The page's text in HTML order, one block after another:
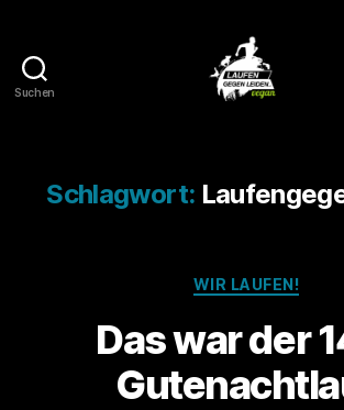
Suchen
Schlagwort:
Kategorien
WIR LAUFEN!
Das war der